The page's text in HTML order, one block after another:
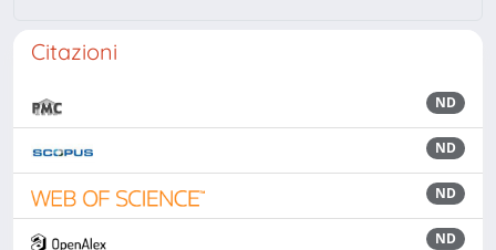
Citazioni
ND
ND
ND
ND